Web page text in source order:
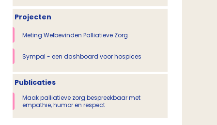
Projecten
Meting Welbevinden Palliatieve Zorg
Sympal - een dashboard voor hospices
Publicaties
Maak palliatieve zorg bespreekbaar met
empathie, humor en respect